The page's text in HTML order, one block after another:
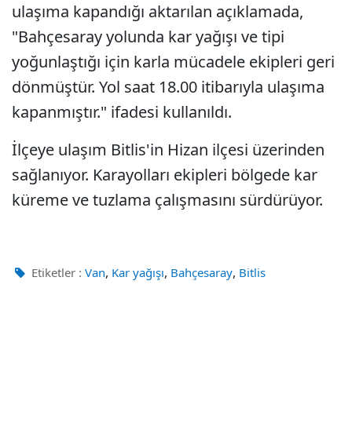
ulaşıma kapandığı aktarılan açıklamada,
"Bahçesaray yolunda kar yağışı ve tipi
yoğunlaştığı için karla mücadele ekipleri geri
dönmüştür. Yol saat 18.00 itibarıyla ulaşıma
kapanmıştır." ifadesi kullanıldı.
İlçeye ulaşım Bitlis'in Hizan ilçesi üzerinden
sağlanıyor. Karayolları ekipleri bölgede kar
küreme ve tuzlama çalışmasını sürdürüyor.
Etiketler : Van, Kar yağışı, Bahçesaray, Bitlis